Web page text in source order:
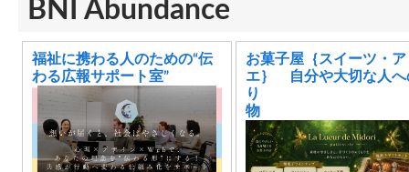
BNI Abundance
福祉に携わる人のための“伝
わる広報サポート室”
お菓子屋｛スイーツ・
エ｝ 自分や大切な人へ
り